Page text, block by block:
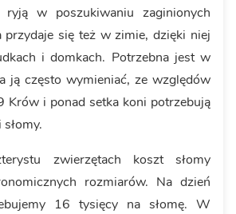
w poszukiwaniu zaginionych
przydaje się też w zimie, dzięki niej
i domkach. Potrzebna jest w
ją często wymieniać, ze względów
Krów i ponad setka koni potrzebują
zwierzętach koszt słomy
rozmiarów. Na dzień
16 tysięcy na słomę. W